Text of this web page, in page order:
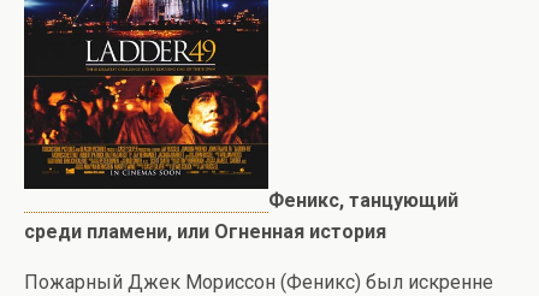
Феникс, танцующий
среди пламени, или Огненная история
Пожарный Джек Мориссон (Феникс) был искренне